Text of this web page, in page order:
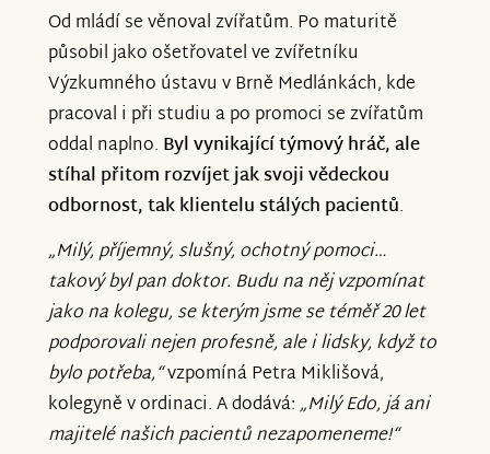
Od mládí se věnoval zvířatům. Po maturitě
působil jako ošetřovatel ve zvířetníku
Výzkumného ústavu v Brně Medlánkách, kde
pracoval i při studiu a po promoci se zvířatům
oddal naplno. Byl vynikající týmový hráč, ale
stíhal přitom rozvíjet jak svojivědeckou
odbornost, takklientelu stálých pacientů.
„Milý, příjemný, slušný, ochotný pomoci…
takový byl pan doktor. Budu na něj vzpomínat
jako na kolegu, se kterým jsme se téměř 20 let
podporovali nejen profesně, ale i lidsky, když to
bylo potřeba,“vzpomíná Petra Miklišová,
kolegyně v ordinaci. A dodává:„Milý Edo, já ani
majitelé našich pacientů nezapomeneme!“